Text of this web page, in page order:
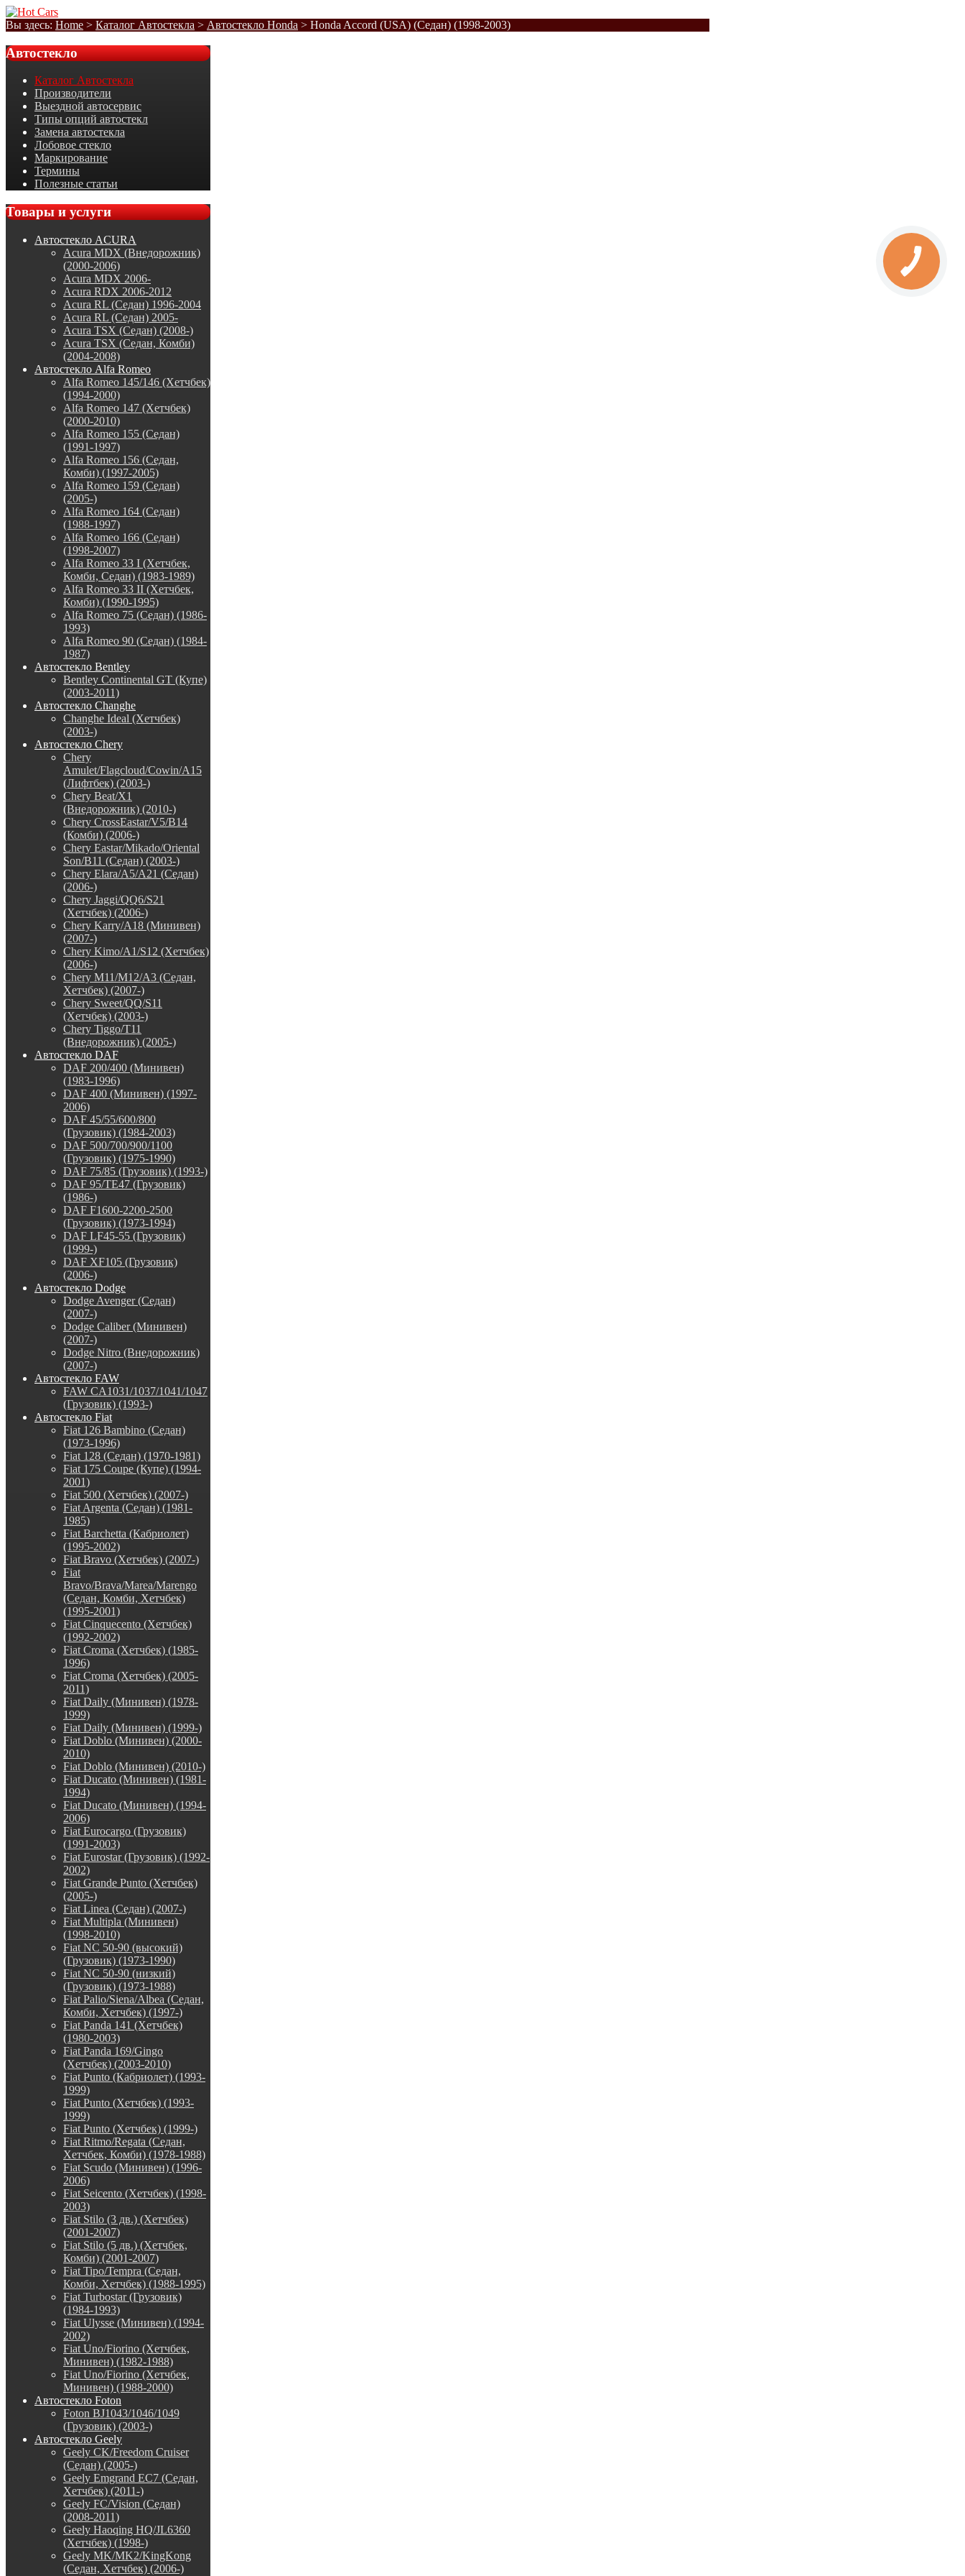
Вы здесь: Home > Каталог Автостекла > Автостекло Honda > Honda Accord (USA) (Седан) (1998-2003)
Автостекло
Каталог Автостекла
Производители
Выездной автосервис
Типы опций автостекл
Замена автостекла
Лобовое стекло
Маркирование
Термины
Полезные статьи
Товарыи услуги
Автостекло ACURA
Acura MDX (Внедорожник)
(2000-2006)
Acura MDX 2006-
Acura RDX 2006-2012
Acura RL (Седан) 1996-2004
Acura RL (Седан) 2005-
Acura TSX (Седан) (2008-)
Acura TSX (Седан, Комби)
(2004-2008)
Автостекло Alfa Romeo
Alfa Romeo 145/146 (Хетчбек)
(1994-2000)
Alfa Romeo 147 (Хетчбек)
(2000-2010)
Alfa Romeo 155 (Седан)
(1991-1997)
Alfa Romeo 156 (Седан,
Комби) (1997-2005)
Alfa Romeo 159 (Седан)
(2005-)
Alfa Romeo 164 (Седан)
(1988-1997)
Alfa Romeo 166 (Седан)
(1998-2007)
Alfa Romeo 33 I (Хетчбек,
Комби, Седан) (1983-1989)
Alfa Romeo 33 II (Хетчбек,
Комби) (1990-1995)
Alfa Romeo 75 (Седан) (1986-
1993)
Alfa Romeo 90 (Седан) (1984-
1987)
Автостекло Bentley
Bentley Continental GT (Купе)
(2003-2011)
Автостекло Changhe
Changhe Ideal (Хетчбек)
(2003-)
Автостекло Chery
Chery
Amulet/Flagcloud/Cowin/A15
(Лифтбек) (2003-)
Chery Beat/X1
(Внедорожник) (2010-)
Chery CrossEastar/V5/B14
(Комби) (2006-)
Chery Eastar/Mikado/Oriental
Son/B11 (Седан) (2003-)
Chery Elara/A5/A21 (Седан)
(2006-)
Chery Jaggi/QQ6/S21
(Хетчбек) (2006-)
Chery Karry/A18 (Минивен)
(2007-)
Chery Kimo/A1/S12 (Хетчбек)
(2006-)
Chery M11/M12/A3 (Седан,
Хетчбек) (2007-)
Chery Sweet/QQ/S11
(Хетчбек) (2003-)
Chery Tiggo/T11
(Внедорожник) (2005-)
Автостекло DAF
DAF 200/400 (Минивен)
(1983-1996)
DAF 400 (Минивен) (1997-
2006)
DAF 45/55/600/800
(Грузовик) (1984-2003)
DAF 500/700/900/1100
(Грузовик) (1975-1990)
DAF 75/85 (Грузовик) (1993-)
DAF 95/TE47 (Грузовик)
(1986-)
DAF F1600-2200-2500
(Грузовик) (1973-1994)
DAF LF45-55 (Грузовик)
(1999-)
DAF XF105 (Грузовик)
(2006-)
Автостекло Dodge
Dodge Avenger (Седан)
(2007-)
Dodge Caliber (Минивен)
(2007-)
Dodge Nitro (Внедорожник)
(2007-)
Автостекло FAW
FAW CA1031/1037/1041/1047
(Грузовик) (1993-)
Автостекло Fiat
Fiat 126 Bambino (Седан)
(1973-1996)
Fiat 128 (Седан) (1970-1981)
Fiat 175 Coupe (Купе) (1994-
2001)
Fiat 500 (Хетчбек) (2007-)
Fiat Argenta (Седан) (1981-
1985)
Fiat Barchetta (Кабриолет)
(1995-2002)
Fiat Bravo (Хетчбек) (2007-)
Fiat
Bravo/Brava/Marea/Marengo
(Седан, Комби, Хетчбек)
(1995-2001)
Fiat Cinquecento (Хетчбек)
(1992-2002)
Fiat Croma (Хетчбек) (1985-
1996)
Fiat Croma (Хетчбек) (2005-
2011)
Fiat Daily (Минивен) (1978-
1999)
Fiat Daily (Минивен) (1999-)
Fiat Doblo (Минивен) (2000-
2010)
Fiat Doblo (Минивен) (2010-)
Fiat Ducato (Минивен) (1981-
1994)
Fiat Ducato (Минивен) (1994-
2006)
Fiat Eurocargo (Грузовик)
(1991-2003)
Fiat Eurostar (Грузовик) (1992-
2002)
Fiat Grande Punto (Хетчбек)
(2005-)
Fiat Linea (Седан) (2007-)
Fiat Multipla (Минивен)
(1998-2010)
Fiat NC 50-90 (высокий)
(Грузовик) (1973-1990)
Fiat NC 50-90 (низкий)
(Грузовик) (1973-1988)
Fiat Palio/Siena/Albea (Седан,
Комби, Хетчбек) (1997-)
Fiat Panda 141 (Хетчбек)
(1980-2003)
Fiat Panda 169/Gingo
(Хетчбек) (2003-2010)
Fiat Punto (Кабриолет) (1993-
1999)
Fiat Punto (Хетчбек) (1993-
1999)
Fiat Punto (Хетчбек) (1999-)
Fiat Ritmo/Regata (Седан,
Хетчбек, Комби) (1978-1988)
Fiat Scudo (Минивен) (1996-
2006)
Fiat Seicento (Хетчбек) (1998-
2003)
Fiat Stilo (3 дв.) (Хетчбек)
(2001-2007)
Fiat Stilo (5 дв.) (Хетчбек,
Комби) (2001-2007)
Fiat Tipo/Tempra (Седан,
Комби, Хетчбек) (1988-1995)
Fiat Turbostar (Грузовик)
(1984-1993)
Fiat Ulysse (Минивен) (1994-
2002)
Fiat Uno/Fiorino (Хетчбек,
Минивен) (1982-1988)
Fiat Uno/Fiorino (Хетчбек,
Минивен) (1988-2000)
Автостекло Foton
Foton BJ1043/1046/1049
(Грузовик) (2003-)
Автостекло Geely
Geely CK/Freedom Cruiser
(Седан) (2005-)
Geely Emgrand EC7 (Седан,
Хетчбек) (2011-)
Geely FC/Vision (Седан)
(2008-2011)
Geely Haoqing HQ/JL6360
(Хетчбек) (1998-)
Geely MK/MK2/KingKong
(Седан, Хетчбек) (2006-)